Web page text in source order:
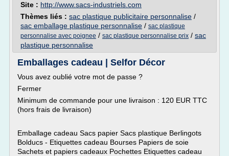
Site : http://www.sacs-industriels.com
Thèmes liés : sac plastique publicitaire personnalise /
sac emballage plastique personnalise / sac plastique
personnalise avec poignee / sac plastique personnalise prix / sac
plastique personnalise
Emballages cadeau | Selfor Décor
Vous avez oublié votre mot de passe ?
Fermer
Minimum de commande pour une livraison : 120 EUR TTC
(hors frais de livraison)
Emballage cadeau Sacs papier Sacs plastique Berlingots
Bolducs - Etiquettes cadeau Bourses Papiers de soie
Sachets et papiers cadeaux Pochettes Etiquettes cadeau